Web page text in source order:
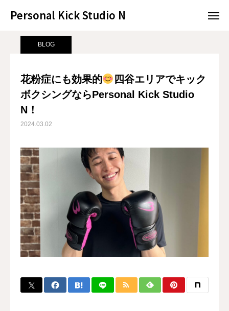
Personal Kick Studio N
サンプルページ BLOG 花粉症にも効果的
BLOG
花粉症にも効果的
四谷エリアでキック
ボクシングならPersonal Kick Studio
N！
2024.03.02
Personal Kick Studio N
BLOG CONTACT
ホットペッパー
CONCEPT
MENU
ACCESS
BLOG